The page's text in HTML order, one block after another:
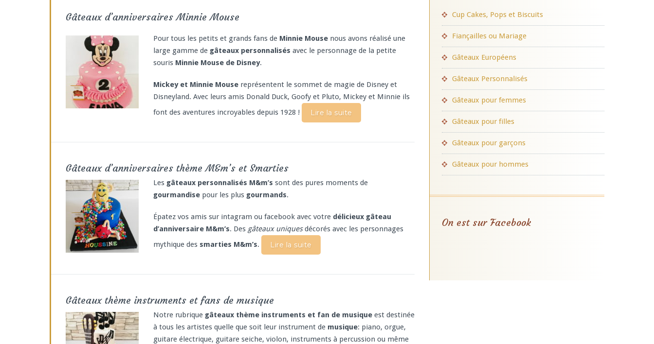
Gâteaux d’anniversaires Minnie Mouse
Pour tous les petits et grands fans de Minnie Mouse nous avons réalisé une
large gamme de gâteaux personnalisés avec le personnage de la petite
souris Minnie Mouse de Disney.
Mickey et Minnie Mouse représentent le sommet de magie de Disney et
Disneyland. Avec leurs amis Donald Duck, Goofy et Pluto, Mickey et Minnie ils
font des aventures incroyables depuis 1928 !
Lire la suite
Gâteaux d’anniversaires thème M&m’s et Smarties
Les gâteaux personnalisés M&m’s sont des pures moments de
gourmandise pour les plus gourmands.
Épatez vos amis sur intagram ou facebook avec votre délicieux gâteau
d’anniversaire M&m’s. Des gâteaux uniquesdécorés avec les personnages
mythique des smarties M&m’s. Lire la suite
Gâteaux thème instruments et fans de musique
Notre rubrique gâteaux thème instruments et fan de musique est destinée
à tous les artistes quelle que soit leur instrument de musique: piano, orgue,
guitare électrique, guitare seiche, violon, instruments à percussion ou même
Cup Cakes, Pops et Biscuits
Fiançailles ou Mariage
Gâteaux Européens
Gâteaux Personnalisés
Gâteaux pour femmes
Gâteaux pour filles
Gâteaux pour garçons
Gâteaux pour hommes
On est sur Facebook